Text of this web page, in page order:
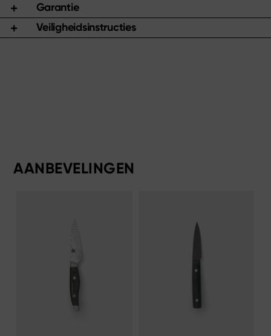
Garantie
Veiligheidsinstructies
AANBEVELINGEN